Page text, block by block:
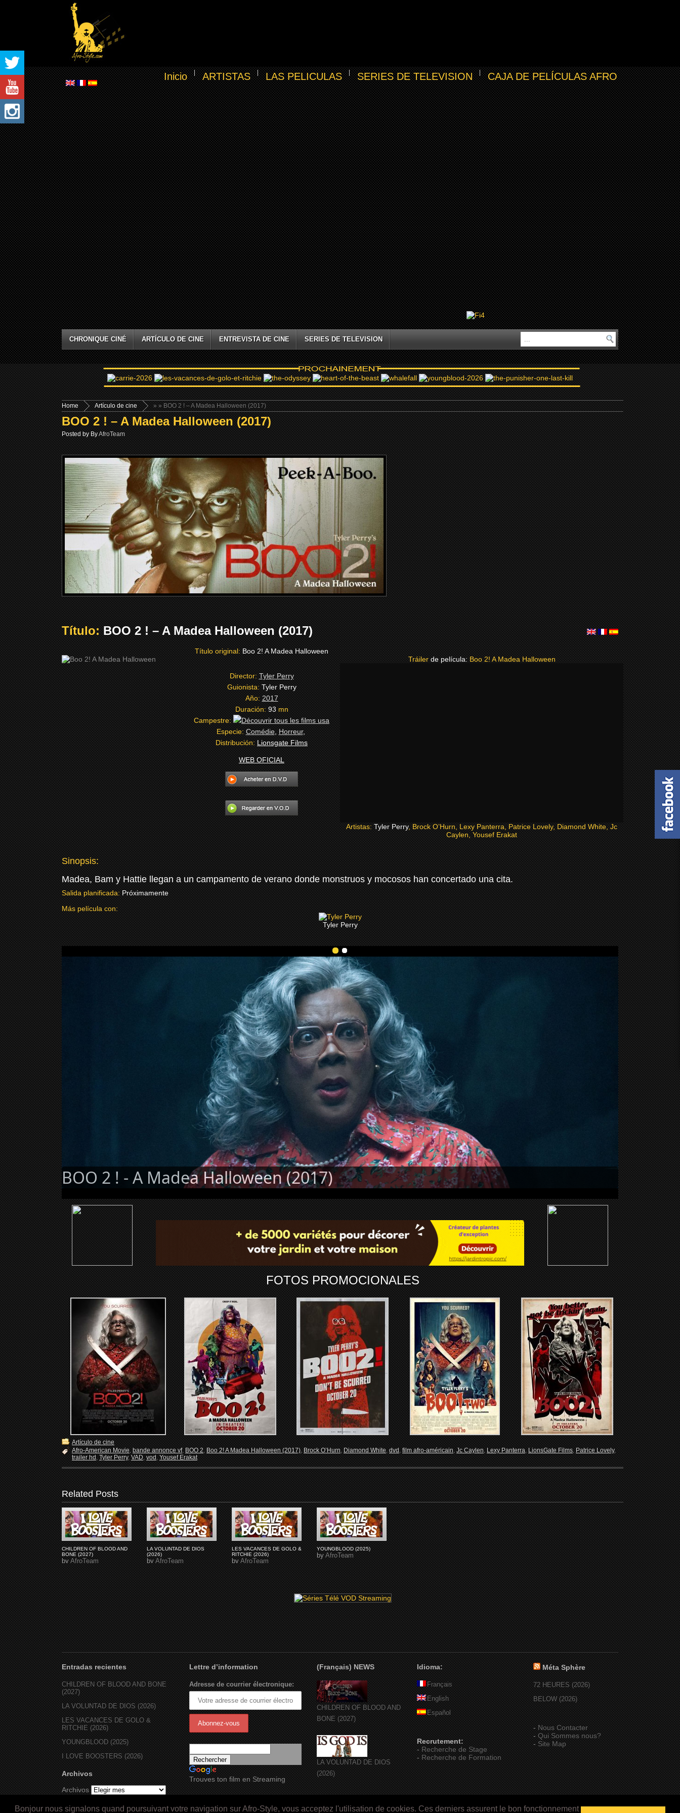
Bonjour nous signalons quand poursuivant votre navigation sur Afro-Style, vous acceptez l'utilisation de cookies. Ces derniers assurent le bon fonctionnement
Inicio ARTISTAS LAS PELICULAS SERIES DE TELEVISION CAJA DE PELÍCULAS AFRO
CHRONIQUE CINÉ ARTÍCULO DE CINE ENTREVISTA DE CINE SERIES DE TELEVISION
Home »
Artículo de cine » BOO 2 ! – A Madea Halloween (2017)
BOO 2 ! – A Madea Halloween (2017)
Posted by ByAfroTeam
Título:BOO 2 ! – A Madea Halloween (2017)
Título original:Boo 2! A Madea Halloween
Director:Tyler Perry
Guionista:Tyler Perry
Año:2017
Duración:93mn
Campestre:
Especie:Comédie,Horreur,
Distribución:Lionsgate Films
WEB OFICIAL
Tráiler de película:Boo 2! A Madea Halloween
Artistas:Tyler Perry, Brock O’Hurn, Lexy Panterra, Patrice Lovely, Diamond White, Jc
Caylen, Yousef Erakat
Sinopsis:
Madea, Bam y Hattie llegan a un campamento de verano donde monstruos y mocosos han concertado una cita.
Salida planificada:Próximamente
Más película con:
Tyler Perry
BOO 2 ! - A Madea Halloween (2017)
FOTOS PROMOCIONALES
Artículo de cine
Afro-American Movie,bande annonce vf,BOO 2,Boo 2! A Madea Halloween (2017),Brock O’Hurn,Diamond White,dvd,film afro-américain,Jc Caylen,Lexy Panterra,LionsGate Films,Patrice Lovely,
trailer hd,Tyler Perry,VAD,vod,Yousef Erakat
Related Posts
CHILDREN OF BLOOD AND
BONE (2027)
byAfroTeam
LA VOLUNTAD DE DIOS
(2026)
byAfroTeam
LES VACANCES DE GOLO &
RITCHIE (2026)
byAfroTeam
YOUNGBLOOD (2025)
byAfroTeam
Entradas recientes
CHILDREN OF BLOOD AND BONE
(2027)
LA VOLUNTAD DE DIOS (2026)
LES VACANCES DE GOLO &
RITCHIE (2026)
YOUNGBLOOD (2025)
I LOVE BOOSTERS (2026)
Archivos
Archivos
Lettre d’information
Adresse de courrier électronique:
Trouves ton film en Streaming
(Français) NEWS
CHILDREN OF BLOOD AND
BONE (2027)
LA VOLUNTAD DE DIOS
(2026)
Idioma:
Français
English
Español
Recrutement:
-Recherche de Stage
-Recherche de Formation
Méta Sphère
72 HEURES (2026)
BELOW (2026)
-Nous Contacter
-Qui Sommes nous?
-Site Map